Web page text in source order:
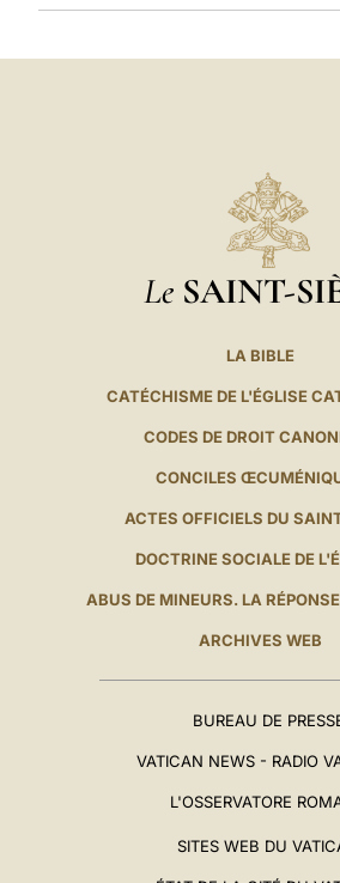
Le SAINT-
LA BIBLE
CATÉCHISME DE L'ÉGLISE
CODES DE DROIT
CONCILES
ACTES OFFICIELS DU
DOCTRINE SOCIALE DE
ABUS DE MINEURS. LA
ARCHIVES WEB
BUREAU DE
VATICAN NEWS - RADIO
L'OSSERVATORE
SITES WEB DU